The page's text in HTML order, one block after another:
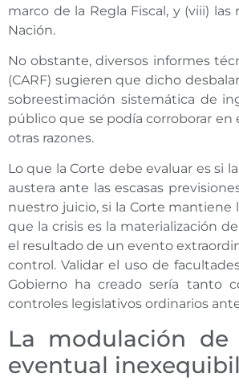
marco de la Regla Fiscal, y (viii)
Nación.
No obstante, diversos informes
(CARF) sugieren que dicho
sobreestimación sistemática de
público que se podía corroborar
otras razones.
Lo que la Corte debe evaluar es si
austera ante las escasas
nuestro juicio, si la Corte
que la crisis es la materialización
el resultado de un evento
control. Validar el uso de
Gobierno ha creado sería tanto
controles legislativos ordinarios
La modulación
eventual